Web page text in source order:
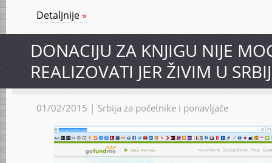
Detaljnije»
DONACIJU ZA KNJIGU NIJE
REALIZOVATI JER ŽIVIM U
01/02/2015 | Srbija za početnike i ponavljače